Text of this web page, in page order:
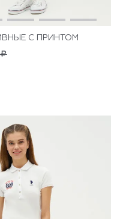
С ПРИНТОМ